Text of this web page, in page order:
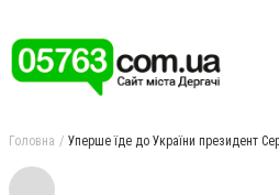
Головна Уперше їде до України президент